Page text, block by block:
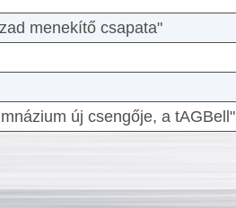
menekítő csapata"
új csengője, a tAGBell"